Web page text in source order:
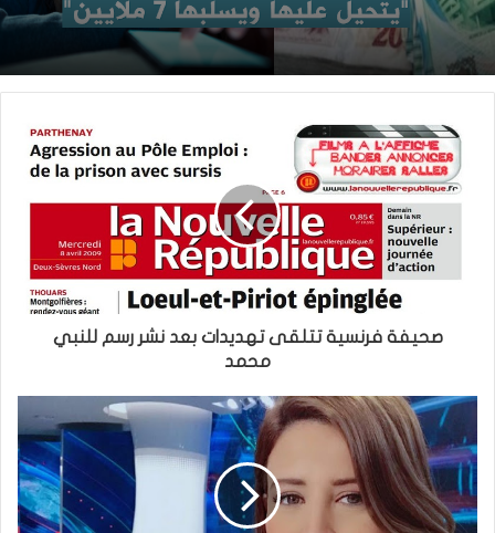
صحيفة فرنسية تتلقى تهديدات بعد نشر رسم للنبي
محمد